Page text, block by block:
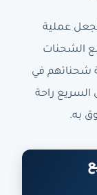
عملية
الشحنات
شحناتهم في
السريع راحة
به.